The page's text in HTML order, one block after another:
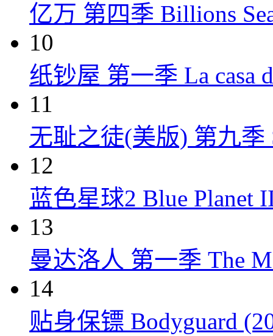
亿万 第四季 Billions
10
纸钞屋 第一季 La casa
11
无耻之徒(美版) 第九季
12
蓝色星球2 Blue Planet
13
曼达洛人 第一季 The
14
贴身保镖 Bodyguard